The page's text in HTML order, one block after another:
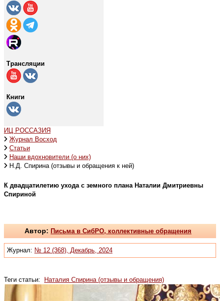
Трансляции
Книги
ИЦ РОССАЗИЯ
Журнал Восход
Статьи
Наши вдохновители (о них)
Н.Д. Спирина (отзывы и обращения к ней)
К двадцатилетию ухода с земного плана Наталии Дмитриевны
Спириной
Автор: Письма в СибРО, коллективные обращения
Журнал: № 12 (368), Декабрь, 2024
Теги статьи: Наталия Спирина (отзывы и обращения)